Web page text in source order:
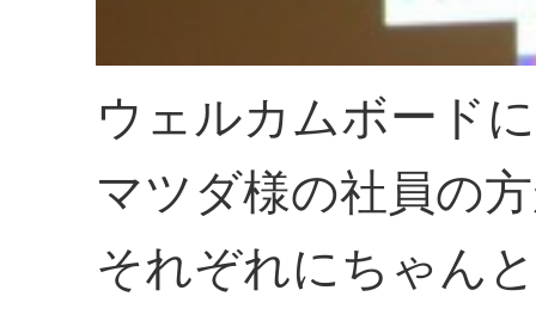
ウェルカムボード
マツダ様の社員の
それぞれにちゃん